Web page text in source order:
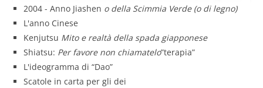
2004 - Anno Jiashen o della Scimmia Verde (o di legno)
L'anno Cinese
Kenjutsu Mito e realtà della spada giapponese
Shiatsu: Per favore non chiamatelo”terapia”
L'ideogramma di “Dao”
Scatole in carta per gli dei